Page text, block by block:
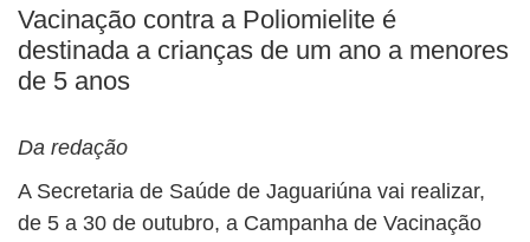
Vacinação contra a Poliomielite é
destinada a crianças de um ano a menores
de 5 anos
Da redação
A Secretaria de Saúde de Jaguariúna vai realizar,
de 5 a 30 de outubro, a Campanha de Vacinação